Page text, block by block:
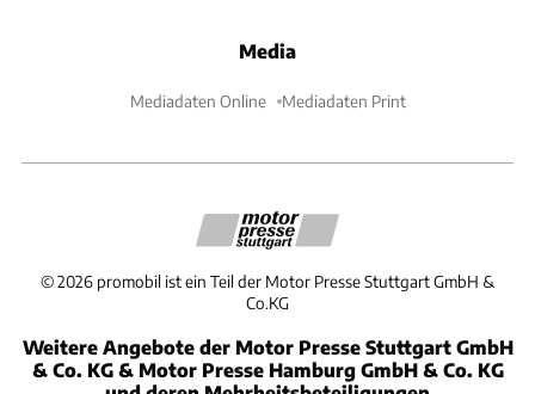
Media
Mediadaten Online Mediadaten Print
©2026 promobil ist ein Teil der Motor Presse Stuttgart GmbH &
Co.KG
Weitere Angebote der Motor Presse Stuttgart GmbH
& Co. KG & Motor Presse Hamburg GmbH & Co. KG